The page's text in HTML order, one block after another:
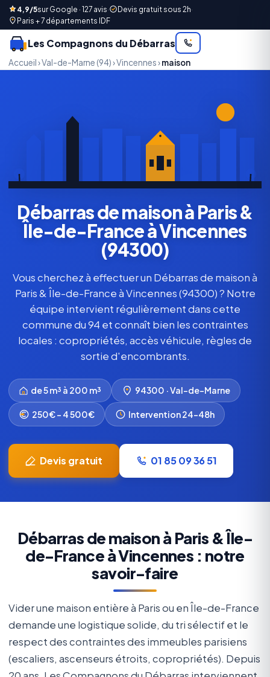
4,9/5sur Google · 127 avis· Devis gratuit sous 2h·
Paris + 7 départements IDF
Les Compagnons du Débarras
Accueil›Val-de-Marne (94)›Vincennes› maison
Débarras de maison à Paris &
Île-de-France à Vincennes
(94300)
Vous cherchez à effectuer un Débarras de maison à
Paris & Île-de-France à Vincennes (94300) ? Notre
équipe intervient régulièrement dans cette
commune du 94 et connaît bien les contraintes
locales : copropriétés, accès véhicule, règles de
sortie d'encombrants.
de 5 m³ à 200 m³ 94300 · Val-de-Marne
250€ – 4 500€ Intervention 24-48h
Devis gratuit 01 85 09 36 51
Débarras de maison à Paris & Île-
de-France à Vincennes : notre
savoir-faire
Vider une maison entière à Paris ou en Île-de-France
demande une logistique solide, du tri sélectif et le
respect des contraintes des immeubles parisiens
(escaliers, ascenseurs étroits, copropriétés). Depuis